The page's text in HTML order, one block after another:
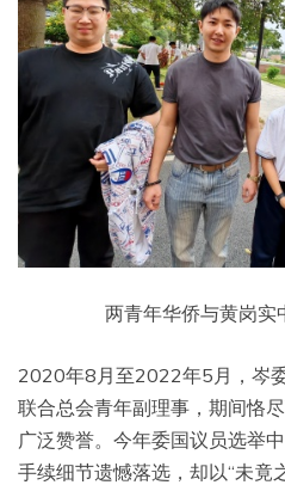
两青年华侨与黄岗实
2020年8月至2022年5月，岑
联合总会青年副理事，期间恪
广泛赞誉。今年委国议员选举
手续细节遗憾落选，却以“未竟